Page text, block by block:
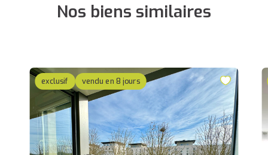
Nos biens similaires
exclusif vendu en 8 jours